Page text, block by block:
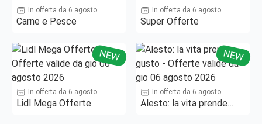
In offerta da 6 agosto
Carne e Pesce
In offerta da 6 agosto
Super Offerte
NEW
In offerta da 6 agosto
Lidl Mega Offerte
NEW
In offerta da 6 agosto
Alesto: la vita prende